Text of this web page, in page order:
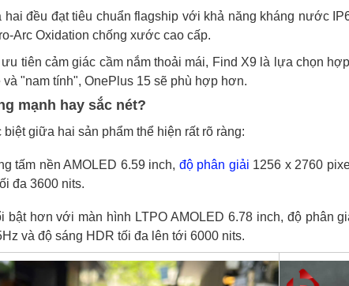
hai đều đạt tiêu chuẩn flagship với khả năng kháng nước
Arc Oxidation chống xước cao cấp.
tiên cảm giác cầm nắm thoải mái, Find X9 là lựa chọn
và "nam tính", OnePlus 15 sẽ phù hợp hơn.
mạnh hay sắc nét?
giữa hai sản phẩm thể hiện rất rõ ràng:
tấm nền AMOLED 6.59 inch, độ phân giải 1256 x 2760
đa 3600 nits.
bật hơn với màn hình LTPO AMOLED 6.78 inch, độ phân
và độ sáng HDR tối đa lên tới 6000 nits.